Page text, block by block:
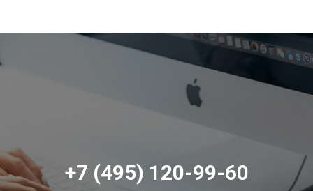
+7 (495) 120-99-60